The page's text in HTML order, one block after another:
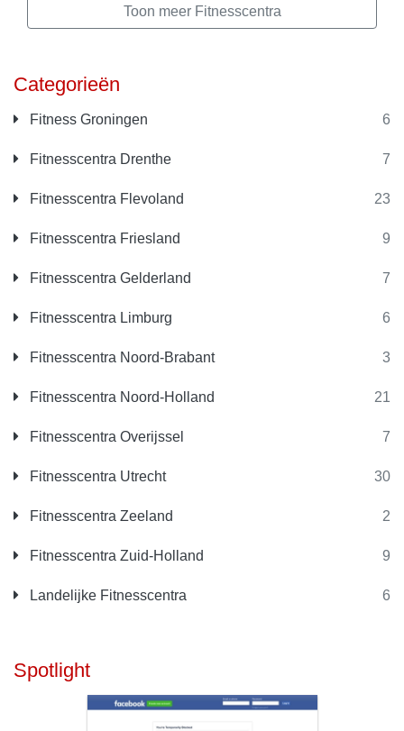
Categorieën
Fitness Groningen 6
Fitnesscentra Drenthe 7
Fitnesscentra Flevoland 23
Fitnesscentra Friesland 9
Fitnesscentra Gelderland 7
Fitnesscentra Limburg 6
Fitnesscentra Noord-Brabant 3
Fitnesscentra Noord-Holland 21
Fitnesscentra Overijssel 7
Fitnesscentra Utrecht 30
Fitnesscentra Zeeland 2
Fitnesscentra Zuid-Holland 9
Landelijke Fitnesscentra 6
Spotlight
Toon meer Fitnesscentra